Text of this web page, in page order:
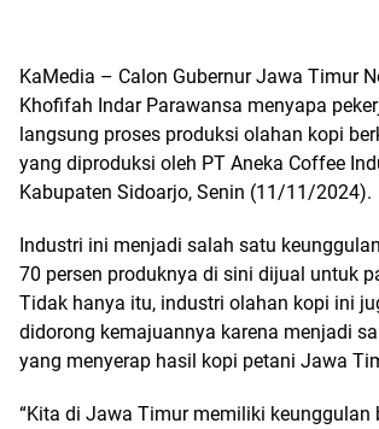
KaMedia – Calon Gubernur Jawa Timur
Khofifah Indar Parawansa menyapa
langsung proses produksi olahan kopi
yang diproduksi oleh PT Aneka Coffee
Kabupaten Sidoarjo, Senin (11/11/2024).
Industri ini menjadi salah satu
70 persen produknya di sini dijual untuk
Tidak hanya itu, industri olahan kopi ini
didorong kemajuannya karena menjadi
yang menyerap hasil kopi petani Jawa
“Kita di Jawa Timur memiliki keunggulan